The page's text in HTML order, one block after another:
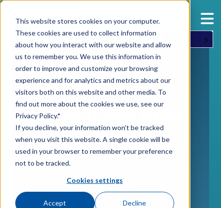
This website stores cookies on your computer.
These cookies are used to collect information
about how you interact with our website and allow
us to remember you. We use this information in
order to improve and customize your browsing
experience and for analytics and metrics about our
visitors both on this website and other media. To
find out more about the cookies we use, see our
Privacy Policy.*
If you decline, your information won’t be tracked
when you visit this website. A single cookie will be
used in your browser to remember your preference
not to be tracked.
Cookies settings
Accept Decline
Témoignage client
Hughesnet
Des économies réalisées à
découvrez le retour sur investissement
rapide de la communauté